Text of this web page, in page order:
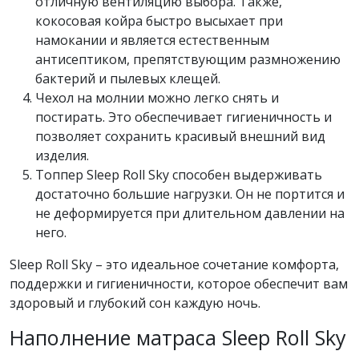
кокосовая койра быстро высыхает при
намокании и является естественным
антисептиком, препятствующим размножению
бактерий и пылевых клещей.
Чехол на молнии можно легко снять и
постирать. Это обеспечивает гигиеничность и
позволяет сохранить красивый внешний вид
изделия.
Топпер Sleep Roll Sky способен выдерживать
достаточно большие нагрузки. Он не портится и
не деформируется при длительном давлении на
него.
Sleep Roll Sky – это идеальное сочетание комфорта,
поддержки и гигиеничности, которое обеспечит вам
здоровый и глубокий сон каждую ночь.
Наполнение матраса Sleep Roll Sky